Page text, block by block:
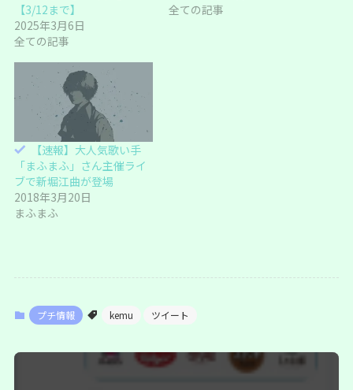
開
き
ま
す
)
い
ウ
ド
ウ
で
開
き
ま
す
【3/12まで】
2025年3月6日
全ての記事
全ての記事
【速報】大人気歌い手
「まふまふ」さん主催ライ
ブで新堀江曲が登場
2018年3月20日
まふまふ
プチ情報 kemu ツイート